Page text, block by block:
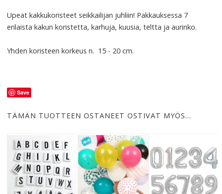
Upeat kakkukoristeet seikkailijan juhliin! Pakkauksessa 7
erilaista kakun koristetta, karhuja, kuusia, teltta ja aurinko.
Yhden koristeen korkeus n. 15 - 20 cm.
Save
TÄMÄN TUOTTEEN OSTANEET OSTIVAT MYÖS…